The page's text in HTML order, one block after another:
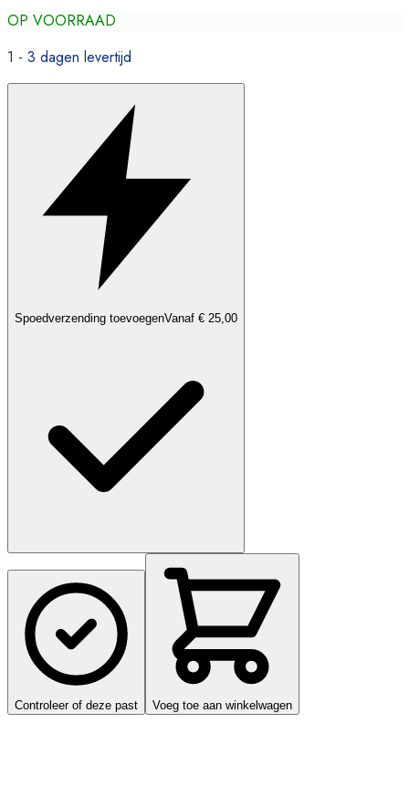
OP VOORRAAD
1 - 3 dagen levertijd
Spoedverzending toevoegenVanaf € 25,00
Controleer of deze past Voeg toe aan winkelwagen